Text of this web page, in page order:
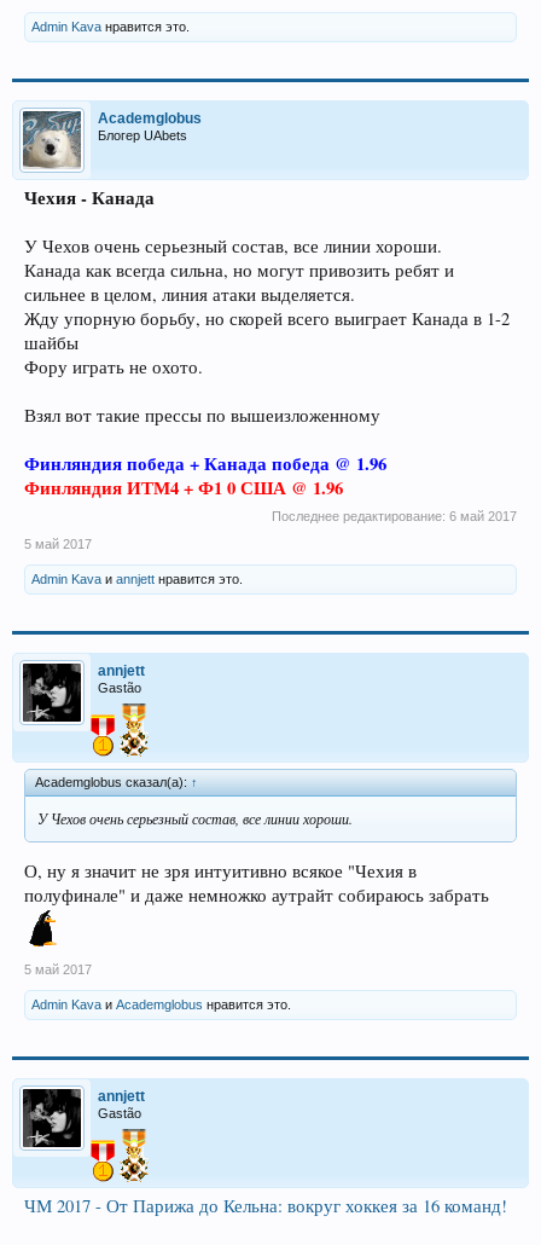
Admin Kava нравится это.
Academglobus
Блогер UAbets
Чехия - Канада
У Чехов очень серьезный состав, все линии хороши.
Канада как всегда сильна, но могут привозить ребят и
сильнее в целом, линия атаки выделяется.
Жду упорную борьбу, но скорей всего выиграет Канада в 1-2
шайбы
Фору играть не охото.
Взял вот такие прессы по вышеизложенному
Финляндия победа + Канада победа @ 1.96
Финляндия ИТМ4 + Ф1 0 США @ 1.96
Последнее редактирование: 6 май 2017
5 май 2017
Admin Kava и annjett нравится это.
annjett
Gastão
Academglobus сказал(а): ↑
У Чехов очень серьезный состав, все линии хороши.
О, ну я значит не зря интуитивно всякое "Чехия в
полуфинале" и даже немножко аутрайт собираюсь забрать
5 май 2017
Admin Kava и Academglobus нравится это.
annjett
Gastão
ЧМ 2017 - От Парижа до Кельна: вокруг хоккея за 16 команд!